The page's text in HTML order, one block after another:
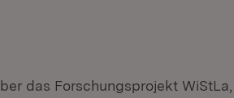
das Forschungsprojekt